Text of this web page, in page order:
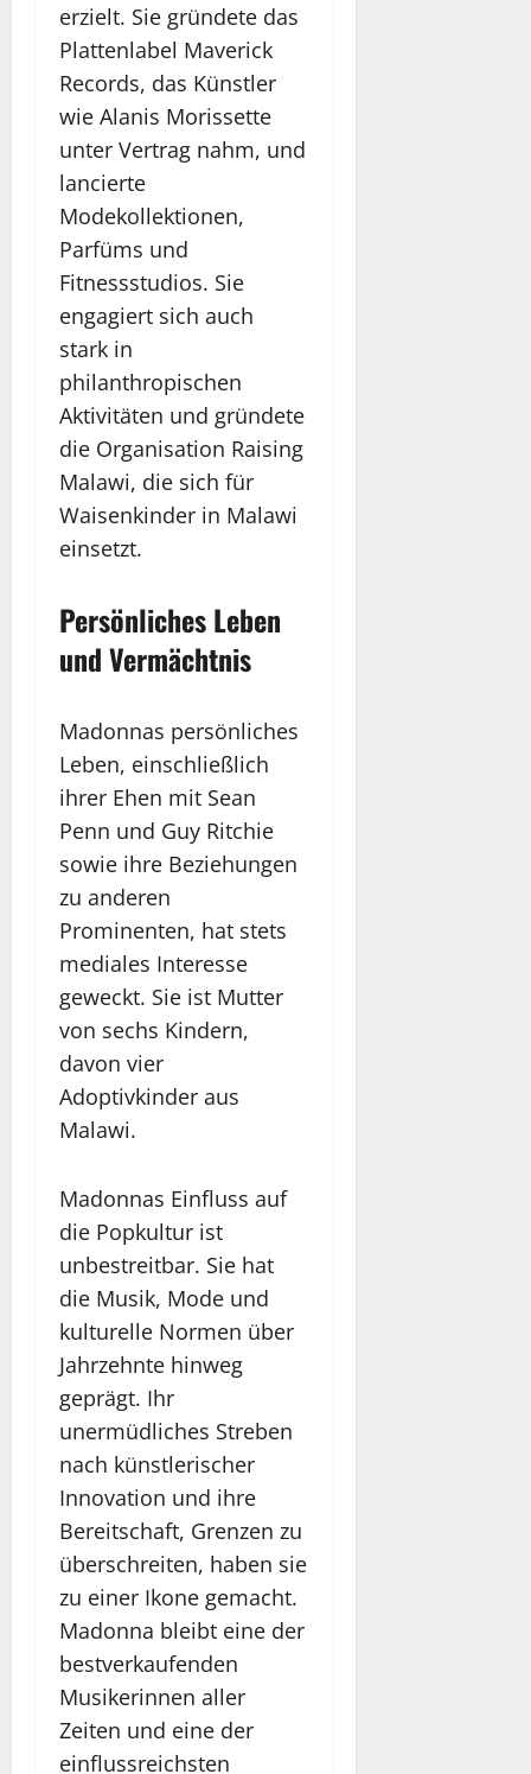
erzielt. Sie gründete das
Plattenlabel Maverick
Records, das Künstler
wie Alanis Morissette
unter Vertrag nahm, und
lancierte
Modekollektionen,
Parfüms und
Fitnessstudios. Sie
engagiert sich auch
stark in
philanthropischen
Aktivitäten und gründete
die Organisation Raising
Malawi, die sich für
Waisenkinder in Malawi
einsetzt.
Persönliches Leben
und Vermächtnis
Madonnas persönliches
Leben, einschließlich
ihrer Ehen mit Sean
Penn und Guy Ritchie
sowie ihre Beziehungen
zu anderen
Prominenten, hat stets
mediales Interesse
geweckt. Sie ist Mutter
von sechs Kindern,
davon vier
Adoptivkinder aus
Malawi.
Madonnas Einfluss auf
die Popkultur ist
unbestreitbar. Sie hat
die Musik, Mode und
kulturelle Normen über
Jahrzehnte hinweg
geprägt. Ihr
unermüdliches Streben
nach künstlerischer
Innovation und ihre
Bereitschaft, Grenzen zu
überschreiten, haben sie
zu einer Ikone gemacht.
Madonna bleibt eine der
bestverkaufenden
Musikerinnen aller
Zeiten und eine der
einflussreichsten